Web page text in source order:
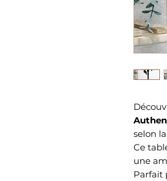
selon
Ce
une
Parfait